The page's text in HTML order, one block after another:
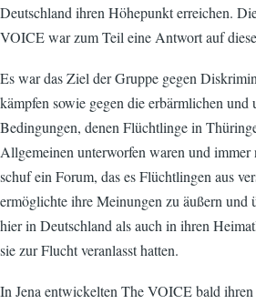
Deutschland ihren Höhepunkt erreichen.
VOICE war zum Teil eine Antwort auf
Es war das Ziel der Gruppe gegen
kämpfen sowie gegen die erbärmlichen und
Bedingungen, denen Flüchtlinge in
Allgemeinen unterworfen waren und
schuf ein Forum, das es Flüchtlingen aus
ermöglichte ihre Meinungen zu äußern und
hier in Deutschland als auch in ihren
sie zur Flucht veranlasst hatten.
In Jena entwickelten The VOICE bald